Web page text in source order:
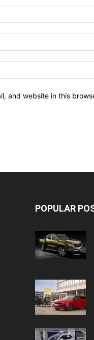
and website in this
POPULAR